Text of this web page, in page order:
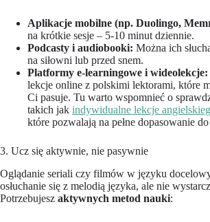
Aplikacje mobilne (np. Duolingo,
na krótkie sesje – 5-10 minut dziennie.
Podcasty i audiobooki: Można ich
na siłowni lub przed snem.
Platformy e-learningowe i wideolekcje:
lekcje online z polskimi lektorami, które
Ci pasuje. Tu warto wspomnieć o
takich jak indywidualne lekcje
które pozwalają na pełne dopasowanie
3. Ucz się aktywnie, nie pasywnie
Oglądanie seriali czy filmów w języku
osłuchanie się z melodią języka, ale nie
Potrzebujesz aktywnych metod nauki: